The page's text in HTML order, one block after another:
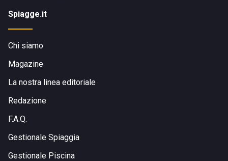
Spiagge.it
Chi siamo
Magazine
La nostra linea editoriale
Redazione
F.A.Q.
Gestionale Spiaggia
Gestionale Piscina